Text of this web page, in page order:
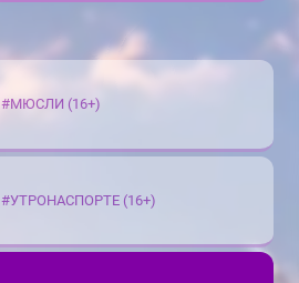
#МЮСЛИ (16+)
#УТРОНАСПОРТЕ (16+)